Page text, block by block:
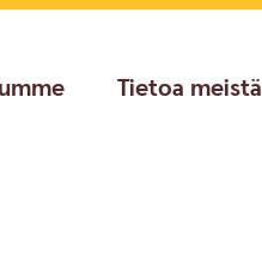
Tietoa meistä